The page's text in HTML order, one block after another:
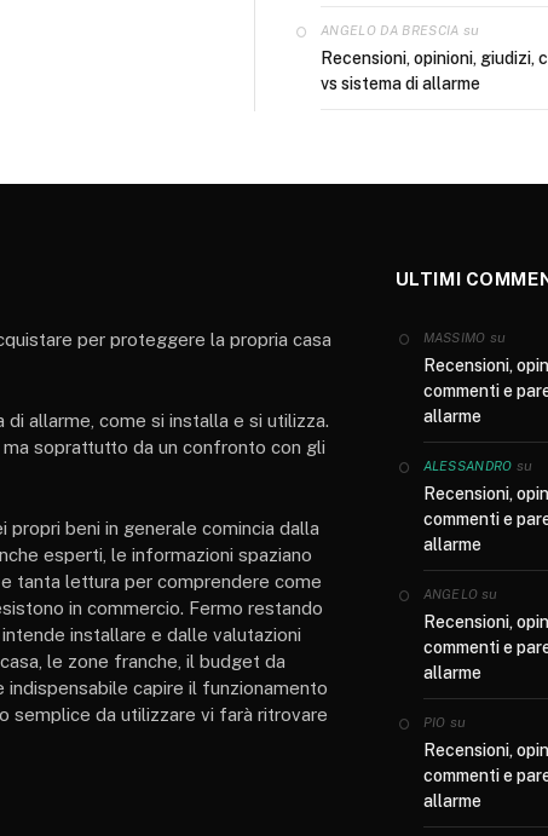
ANGELO DA BRESCIA su
Recensioni, opinioni, giudizi,
vs sistema di allarme
per proteggere la propria casa
allarme, come si installa e si utilizza.
soprattutto da un confronto con gli
beni in generale comincia dalla
esperti, le informazioni spaziano
tanta lettura per comprendere come
in commercio. Fermo restando
installare e dalle valutazioni
le zone franche, il budget da
capire il funzionamento
semplice da utilizzare vi farà ritrovare
ULTIMI
MASSIMO su
Recensioni,
commenti e
allarme
ALESSANDRO su
Recensioni,
commenti e
allarme
ANGELO su
Recensioni,
commenti e
allarme
PIO su
Recensioni,
commenti e
allarme